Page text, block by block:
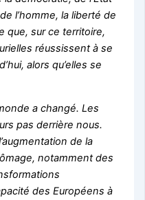
l’homme, la liberté de
que, sur ce territoire,
réussissent à se
alors qu’elles se
a changé. Les
pas derrière nous.
de la
notamment des
des Européens à